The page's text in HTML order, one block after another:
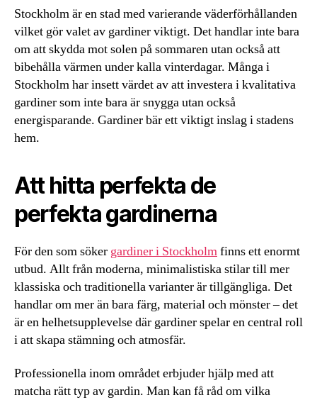
Stockholm är en stad med varierande väderförhållanden
vilket gör valet av gardiner viktigt. Det handlar inte bara
om att skydda mot solen på sommaren utan också att
bibehålla värmen under kalla vinterdagar. Många i
Stockholm har insett värdet av att investera i kvalitativa
gardiner som inte bara är snygga utan också
energisparande. Gardiner bär ett viktigt inslag i stadens
hem.
Att hitta perfekta de
perfekta gardinerna
För den som söker gardiner i Stockholmfinns ett enormt
utbud. Allt från moderna, minimalistiska stilar till mer
klassiska och traditionella varianter är tillgängliga. Det
handlar om mer än bara färg, material och mönster – det
är en helhetsupplevelse där gardiner spelar en central roll
i att skapa stämning och atmosfär.
Professionella inom området erbjuder hjälp med att
matcha rätt typ av gardin. Man kan få råd om vilka